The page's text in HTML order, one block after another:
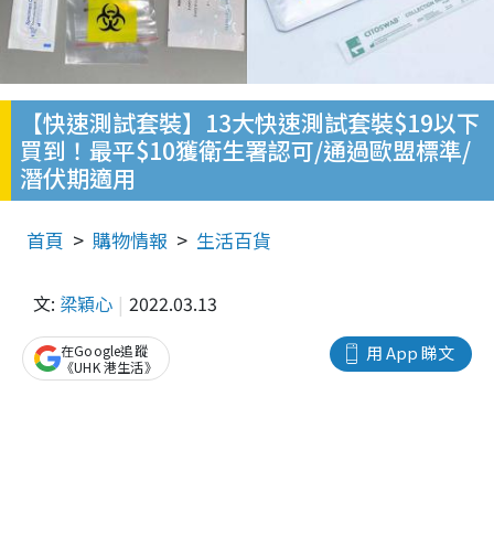
【快速測試套裝】13大快速測試套裝$19以下
買到！最平$10獲衛生署認可/通過歐盟標準/
潛伏期適用
首頁 購物情報 生活百貨
文: 梁穎心 2022.03.13
用 App 睇文
在Google追蹤
《UHK 港生活》